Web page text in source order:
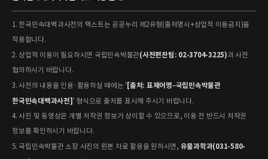
1. 한국민속대백과사전의 텍스트는 공공누리 제2유형(출처명시+상업적 이용금지)을
적용합니다.
2. 상업적 이용이 필요하시면 국립민속박물관(사전편찬팀: 02-3704-3225)과 사전
협의하시기 바랍니다.
3. 사전의 내용을 인용·활용하실 때에는 ' [출처: 표제어명–국립민속박물관
한국민속대백과사전] ' 형식으로 출처를 표시해 주시기 바랍니다.
4. 사진 및 동영상은 개별 저작권 정보가 상이할 수 있으므로, 이용 전 반드시 저작권
정보를 확인하시기 바랍니다.
5. 국립민속박물관 소장 사진의 원본 자료 활용을 원하시면, 유물과학과(031-580-